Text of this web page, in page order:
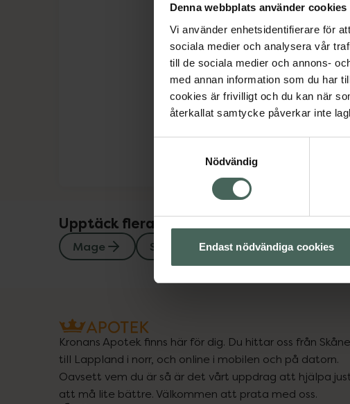
Denna webbplats använder cookies
Vi använder enhetsidentifierare för
sociala medier och analysera vår
till de sociala medier och annons-
med annan information som du har
cookies är frivilligt och du kan när
återkallat samtycke påverkar inte
Nödvändig
Endast nödvändiga cookies
Upptäck flera produkter inom
Mage Stomi
Kronans Apotek finns här för dig. Du hittar oss från
till Lappland i norr, och online i mobilen och på datorn.
Oavsett vem du är så är det vårt uppdrag att hjälpa
att må lite bättre. Välkommen att prata med oss.